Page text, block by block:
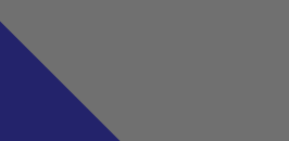
Sie da!